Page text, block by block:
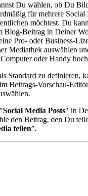
Du wählen, ob Du
für mehrere
möchtest. Du
Blog-Beitrag in Deiner
Pro- oder Business-
Mediathek auswählen
oder Handy
Standard zu definieren,
Beitrags-Vorschau-
Social Media Posts" in
den Beitrag, den Du
teilen”.